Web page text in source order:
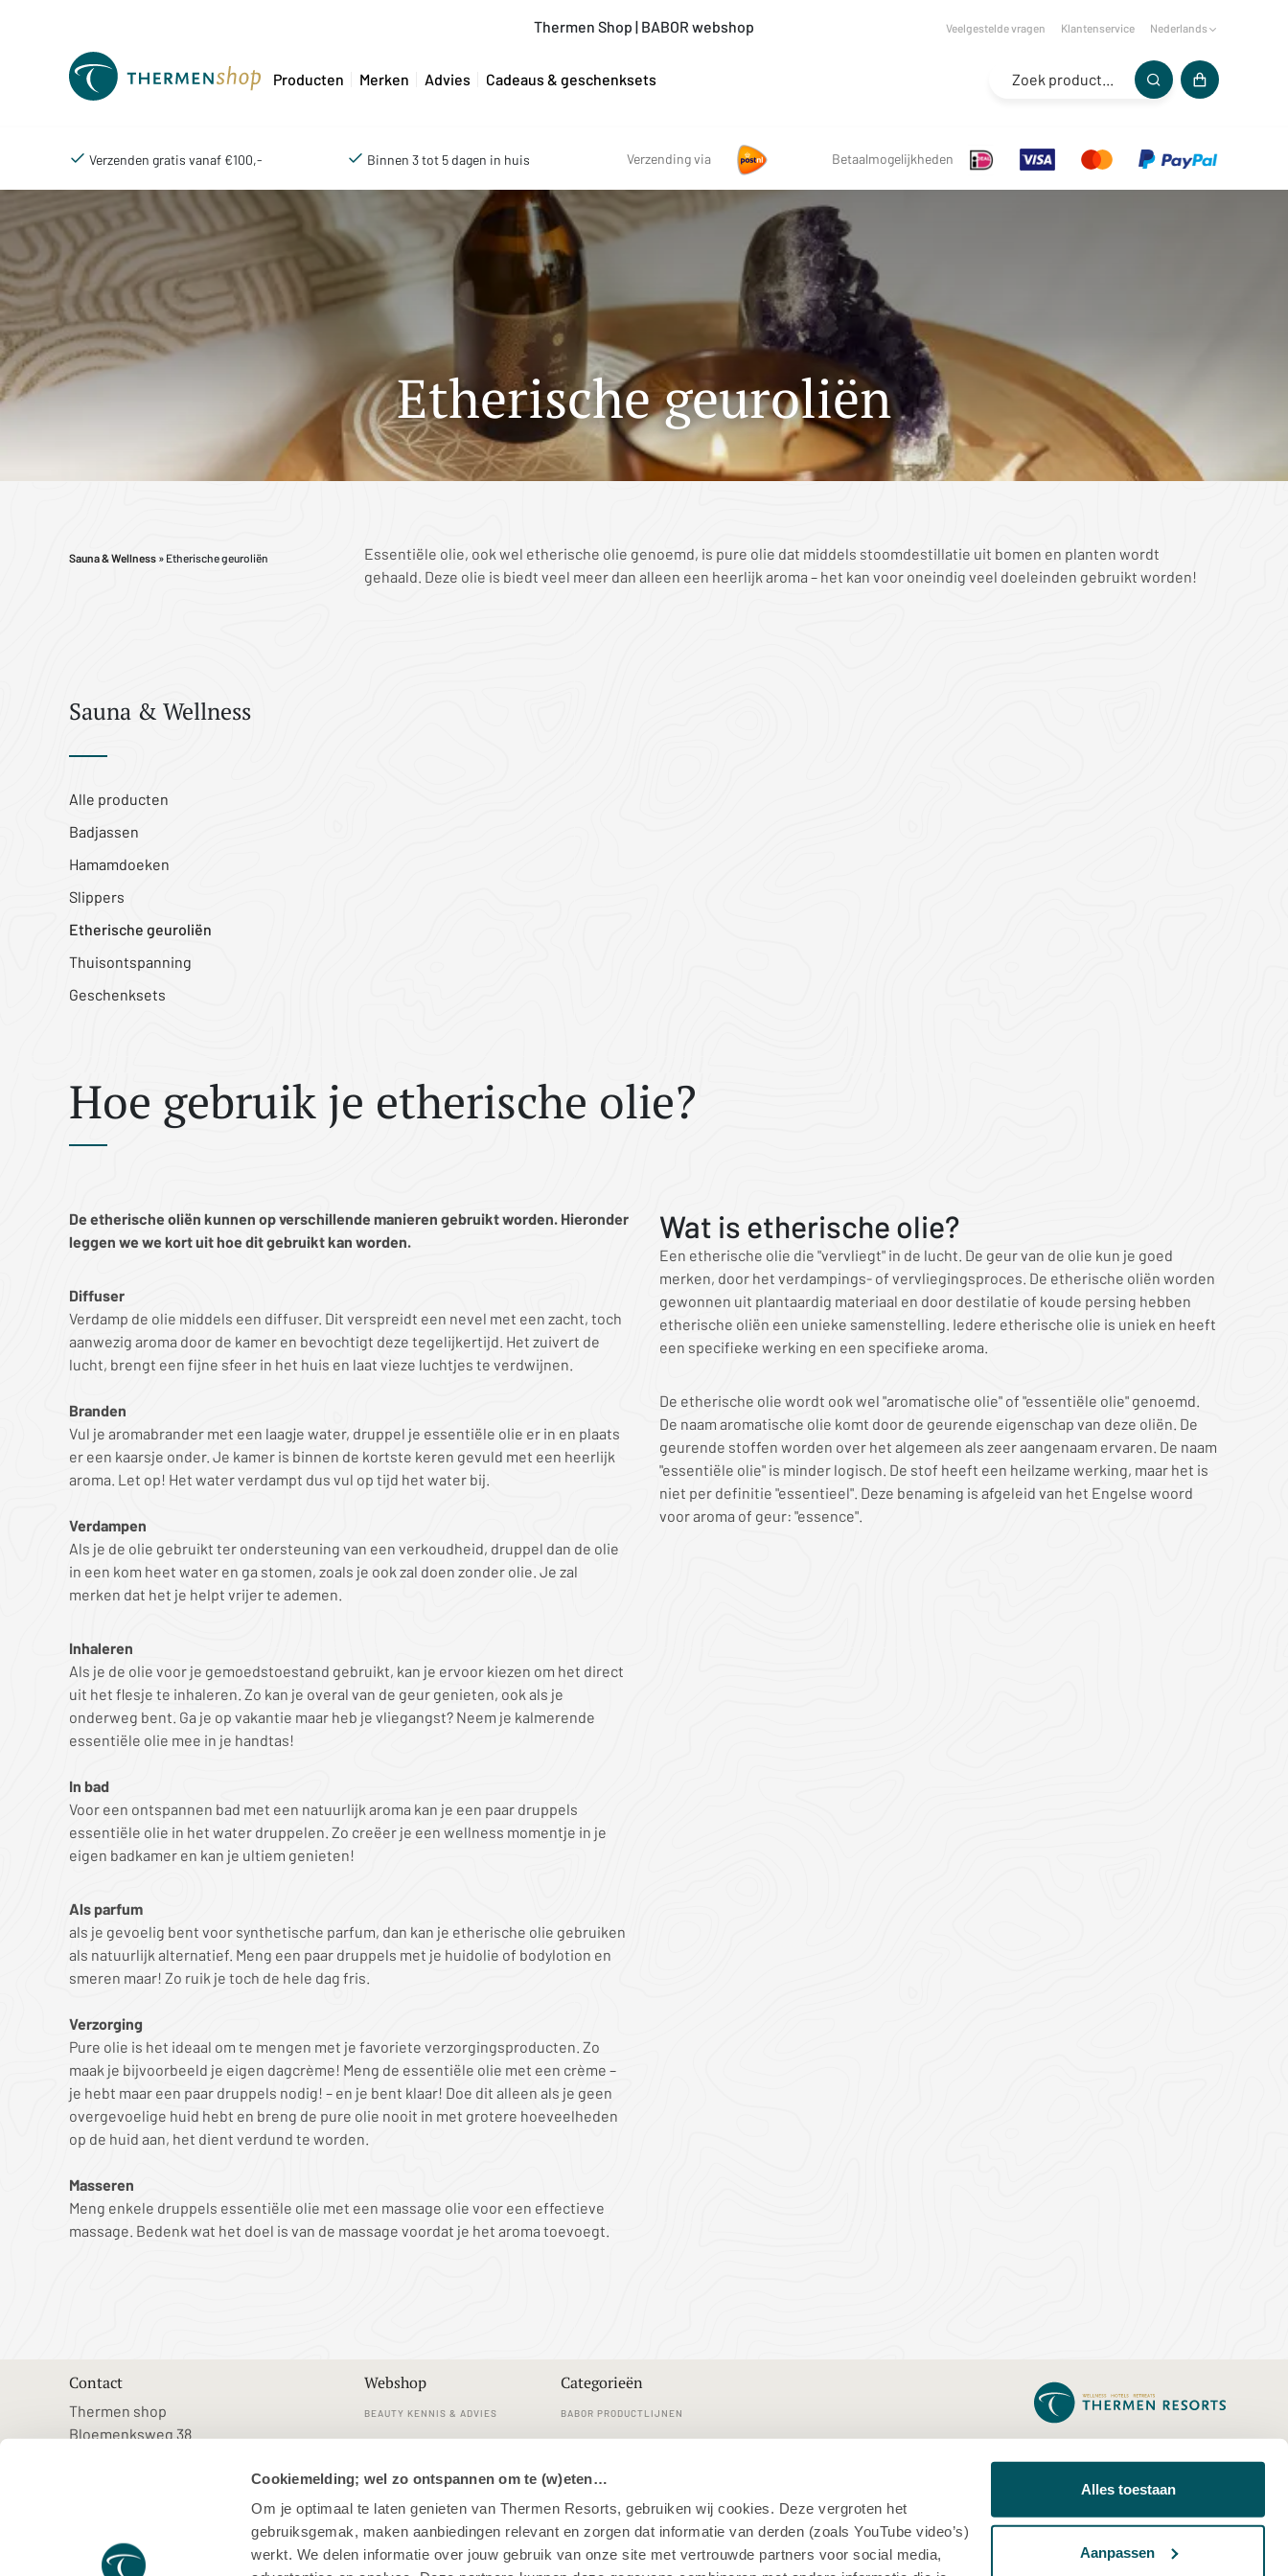
Cookiemelding; wel zo ontspannen om te (w)eten…
Om je optimaal te laten genieten van Thermen Resorts, gebruiken wij cookies. Deze vergroten het
gebruiksgemak, maken aanbiedingen relevant en zorgen dat informatie van derden (zoals YouTube video’s)
werkt. We delen informatie over jouw gebruik van onze site met vertrouwde partners voor social media,
Alles toestaan
Aanpassen
Thermen Shop | BABOR webshop Veelgestelde vragen Klantenservice Nederlands
Producten Merken Advies Cadeaus & geschenksets
Verzenden gratis vanaf €100,- Binnen 3 tot 5 dagen in huis Verzending via Betaalmogelijkheden
Etherische geuroliën
Sauna & Wellness » Etherische geuroliën
Essentiële olie, ook wel etherische olie genoemd, is pure olie dat middels stoomdestillatie uit bomen en planten wordt
gehaald. Deze olie is biedt veel meer dan alleen een heerlijk aroma – het kan voor oneindig veel doeleinden gebruikt worden!
Sauna & Wellness
Alle producten
Badjassen
Hamamdoeken
Slippers
Etherische geuroliën
Thuisontspanning
Geschenksets
Hoe gebruik je etherische olie?
De etherische oliën kunnen op verschillende manieren gebruikt worden. Hieronder
leggen we we kort uit hoe dit gebruikt kan worden.
Diffuser
Verdamp de olie middels een diffuser. Dit verspreidt een nevel met een zacht, toch
aanwezig aroma door de kamer en bevochtigt deze tegelijkertijd. Het zuivert de
lucht, brengt een fijne sfeer in het huis en laat vieze luchtjes te verdwijnen.
Branden
Vul je aromabrander met een laagje water, druppel je essentiële olie er in en plaats
er een kaarsje onder. Je kamer is binnen de kortste keren gevuld met een heerlijk
aroma. Let op! Het water verdampt dus vul op tijd het water bij.
Verdampen
Als je de olie gebruikt ter ondersteuning van een verkoudheid, druppel dan de olie
in een kom heet water en ga stomen, zoals je ook zal doen zonder olie. Je zal
merken dat het je helpt vrijer te ademen.
Inhaleren
Als je de olie voor je gemoedstoestand gebruikt, kan je ervoor kiezen om het direct
uit het flesje te inhaleren. Zo kan je overal van de geur genieten, ook als je
onderweg bent. Ga je op vakantie maar heb je vliegangst? Neem je kalmerende
essentiële olie mee in je handtas!
In bad
Voor een ontspannen bad met een natuurlijk aroma kan je een paar druppels
essentiële olie in het water druppelen. Zo creëer je een wellness momentje in je
eigen badkamer en kan je ultiem genieten!
Als parfum
als je gevoelig bent voor synthetische parfum, dan kan je etherische olie gebruiken
als natuurlijk alternatief. Meng een paar druppels met je huidolie of bodylotion en
smeren maar! Zo ruik je toch de hele dag fris.
Verzorging
Pure olie is het ideaal om te mengen met je favoriete verzorgingsproducten. Zo
maak je bijvoorbeeld je eigen dagcrème! Meng de essentiële olie met een crème –
je hebt maar een paar druppels nodig! – en je bent klaar! Doe dit alleen als je geen
overgevoelige huid hebt en breng de pure olie nooit in met grotere hoeveelheden
op de huid aan, het dient verdund te worden.
Masseren
Meng enkele druppels essentiële olie met een massage olie voor een effectieve
massage. Bedenk wat het doel is van de massage voordat je het aroma toevoegt.
Wat is etherische olie?
Een etherische olie die "vervliegt" in de lucht. De geur van de olie kun je goed
merken, door het verdampings- of vervliegingsproces. De etherische oliën worden
gewonnen uit plantaardig materiaal en door destilatie of koude persing hebben
etherische oliën een unieke samenstelling. Iedere etherische olie is uniek en heeft
een specifieke werking en een specifieke aroma.
De etherische olie wordt ook wel "aromatische olie" of "essentiële olie" genoemd.
De naam aromatische olie komt door de geurende eigenschap van deze oliën. De
geurende stoffen worden over het algemeen als zeer aangenaam ervaren. De naam
"essentiële olie" is minder logisch. De stof heeft een heilzame werking, maar het is
niet per definitie "essentieel". Deze benaming is afgeleid van het Engelse woord
voor aroma of geur: "essence".
Contact
Thermen shop
Bloemenksweg 38
Webshop
BEAUTY KENNIS & ADVIES
VEELGESTELDE VRAGEN
VERZENDEN EN RETOURNEREN
Categorieën
BABOR PRODUCTLIJNEN
GEZICHTSVERZORGING
LICHAAMSVERZORGING
MAKE-UP